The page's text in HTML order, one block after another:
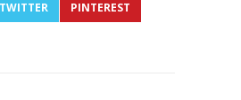
TWITTER
PINTEREST